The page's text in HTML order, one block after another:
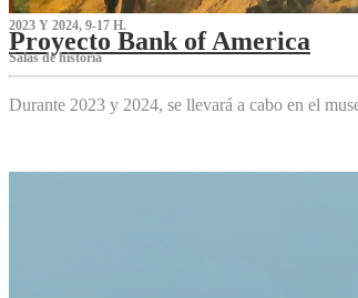
2023 Y 2024, 9-17 H.
Proyecto Bank of America
S‌alas de historia
Durante 2023 y 2024, se llevará a cabo en el